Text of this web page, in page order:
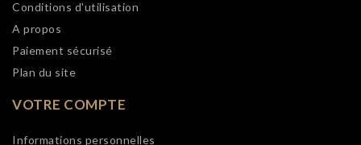
Conditions d'utilisation
A propos
Paiement sécurisé
Plan du site
VOTRE COMPTE
Informations personnelles